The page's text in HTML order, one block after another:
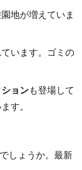
地が増えていま
います。ゴミの
ョンも登場して
す。
しょうか。最新